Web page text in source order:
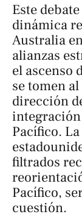
Este
dinámica
Australia
alianzas
el ascenso
se tomen
dirección
Pacífico.
filtrados
Pacífico,
cuestión.